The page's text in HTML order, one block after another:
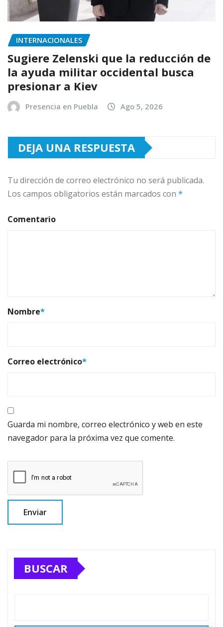
INTERNACIONALES
Sugiere Zelenski que la reducción de
la ayuda militar occidental busca
presionar a Kiev
Presencia en Puebla Ago 5, 2026
DEJA UNA RESPUESTA
Tu dirección de correo electrónico no será publicada.
Los campos obligatorios están marcados con *
Comentario
Nombre*
Correo electrónico*
Guarda mi nombre, correo electrónico y web en este
navegador para la próxima vez que comente.
BUSCAR